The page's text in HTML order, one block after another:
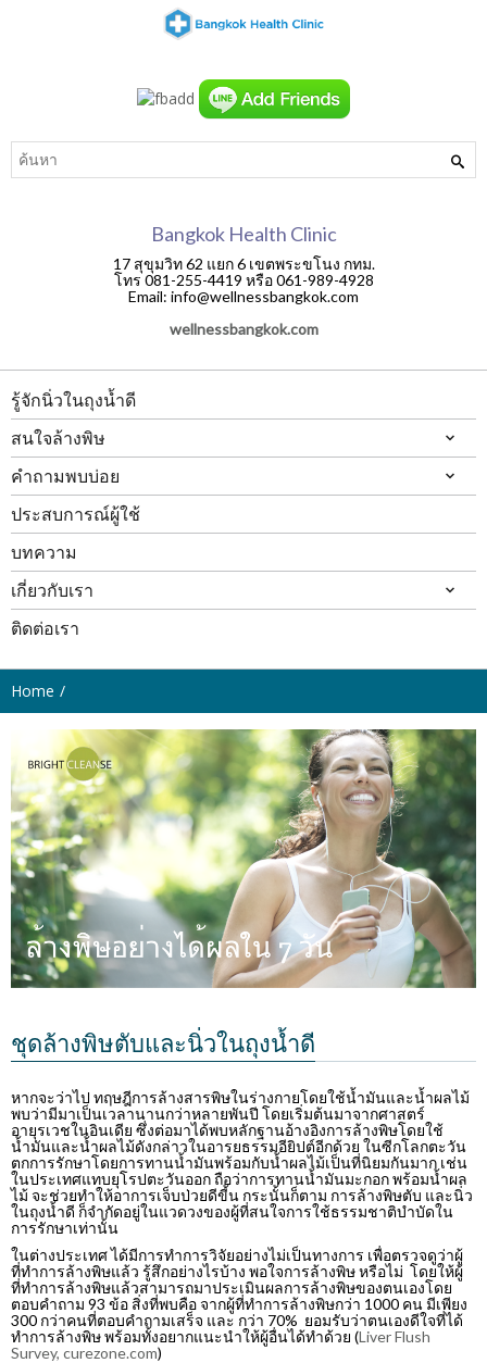
Bangkok Health Clinic
17 สุขุมวิท 62 แยก 6 เขตพระขโนง กทม.
โทร 081-255-4419 หรือ 061-989-4928
Email: info@wellnessbangkok.com
wellnessbangkok.com
รู้จักนิ่วในถุงน้ำดี
สนใจล้างพิษ
คำถามพบบ่อย
ประสบการณ์ผู้ใช้
บทความ
เกี่ยวกับเรา
ติดต่อเรา
Home
ชุดล้างพิษตับและนิ่วในถุงน้ำดี
หากจะว่าไป ทฤษฎีการล้างสารพิษในร่างกายโดยใช้น้ำมันและน้ำผลไม้
พบว่ามีมาเป็นเวลานานกว่าหลายพันปี โดยเริ่มต้นมาจากศาสตร์
อายุรเวชในอินเดีย ซึ่งต่อมาได้พบหลักฐานอ้างอิงการล้างพิษโดยใช้
น้ำมันและน้ำผลไม้ดังกล่าวในอารยธรรมอียิปต์อีกด้วย ในซีกโลกตะวัน
ตกการรักษาโดยการทานน้ำมันพร้อมกับน้ำผลไม้เป็นที่นิยมกันมาก เช่น
ในประเทศแทบยุโรปตะวันออก ถือว่าการทานน้ำมันมะกอก พร้อมน้ำผล
ไม้ จะช่วยทำให้อาการเจ็บป่วยดีขี้น กระนั้นก็ตาม การล้างพิษตับ และนิ่ว
ในถุงน้ำดี ก็จำกัดอยู่ในแวดวงของผู้ที่สนใจการใช้ธรรมชาติบำบัดใน
การรักษาเท่านั้น
ในต่างประเทศ ได้มีการทำการวิจัยอย่างไม่เป็นทางการ เพื่อตรวจดูว่าผู้
ที่ทำการล้างพิษแล้ว รู้สึกอย่างไรบ้าง พอใจการล้างพิษ หรือไม่ โดยให้ผู้
ที่ทำการล้างพิษแล้วสามารถมาประเมินผลการล้างพิษของตนเองโดย
ตอบคำถาม 93 ข้อ สิ่งที่พบคือ จากผู้ที่ทำการล้างพิษกว่า 1000 คน มีเพียง
300 กว่าคนที่ตอบคำถามเสร็จ และ กว่า 70% ยอมรับว่าตนเองดีใจที่ได้
ทำการล้างพิษ พร้อมทั้งอยากแนะนำให้ผู้อื่นได้ทำด้วย (Liver Flush
Survey, curezone.com)